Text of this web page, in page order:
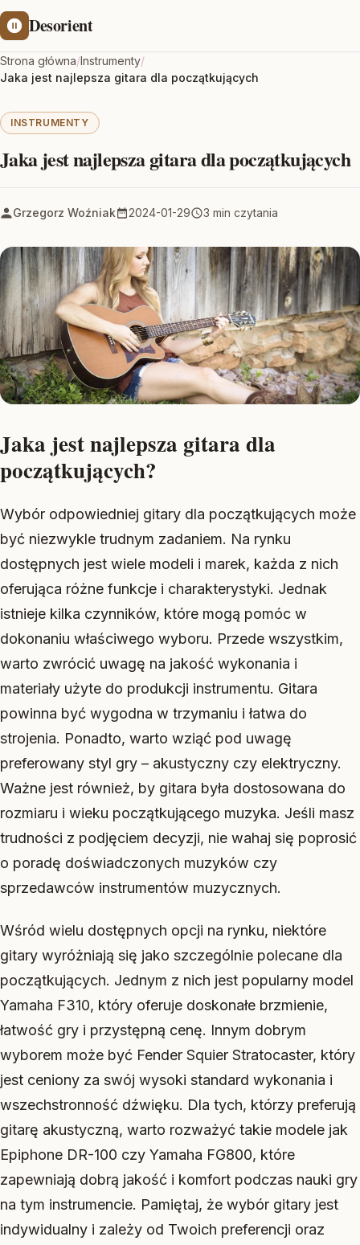
Desorient
Strona główna/Instrumenty/
Jaka jest najlepsza gitara dla początkujących
INSTRUMENTY
Jaka jest najlepsza gitara dla początkujących
Grzegorz Woźniak 2024-01-29 3 min czytania
Jaka jest najlepsza gitara dla
początkujących?
Wybór odpowiedniej gitary dla początkujących może
być niezwykle trudnym zadaniem. Na rynku
dostępnych jest wiele modeli i marek, każda z nich
oferująca różne funkcje i charakterystyki. Jednak
istnieje kilka czynników, które mogą pomóc w
dokonaniu właściwego wyboru. Przede wszystkim,
warto zwrócić uwagę na jakość wykonania i
materiały użyte do produkcji instrumentu. Gitara
powinna być wygodna w trzymaniu i łatwa do
strojenia. Ponadto, warto wziąć pod uwagę
preferowany styl gry – akustyczny czy elektryczny.
Ważne jest również, by gitara była dostosowana do
rozmiaru i wieku początkującego muzyka. Jeśli masz
trudności z podjęciem decyzji, nie wahaj się poprosić
o poradę doświadczonych muzyków czy
sprzedawców instrumentów muzycznych.
Wśród wielu dostępnych opcji na rynku, niektóre
gitary wyróżniają się jako szczególnie polecane dla
początkujących. Jednym z nich jest popularny model
Yamaha F310, który oferuje doskonałe brzmienie,
łatwość gry i przystępną cenę. Innym dobrym
wyborem może być Fender Squier Stratocaster, który
jest ceniony za swój wysoki standard wykonania i
wszechstronność dźwięku. Dla tych, którzy preferują
gitarę akustyczną, warto rozważyć takie modele jak
Epiphone DR-100 czy Yamaha FG800, które
zapewniają dobrą jakość i komfort podczas nauki gry
na tym instrumencie. Pamiętaj, że wybór gitary jest
indywidualny i zależy od Twoich preferencji oraz